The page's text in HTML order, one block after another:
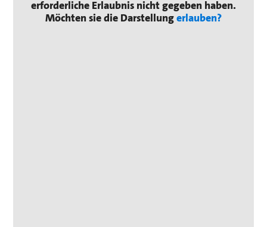
erforderliche Erlaubnis nicht gegeben haben.
Möchten sie die Darstellungerlauben?